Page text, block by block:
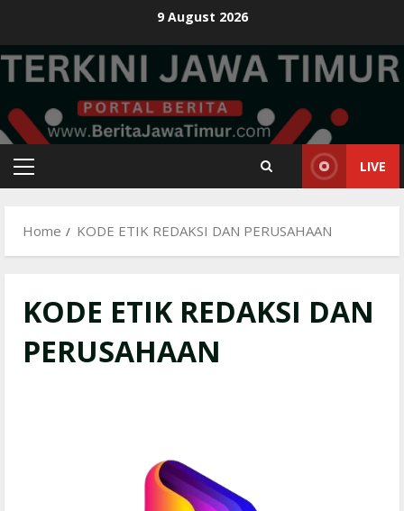
content
9 August 2026
Primary
LIVE
Home KODE ETIK REDAKSI DAN PERUSAHAAN
KODE ETIK REDAKSI DAN
PERUSAHAAN